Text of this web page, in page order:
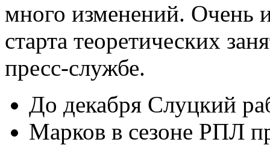
много изменений. Очень
старта теоретических
пресс-службе.
До декабря Слуцкий
Марков в сезоне РПЛ